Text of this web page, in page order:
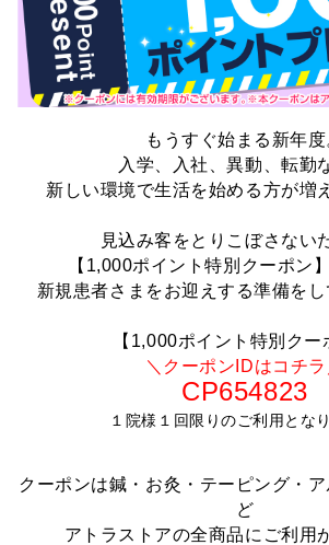
もうすぐ始まる新年度
入学、入社、異動、転勤
新しい環境で生活を始める方が増
見込み客をとりこぼさない
【1,000ポイント特別クーポン
新規患者さまをお迎えする準備をし
【1,000ポイント特別クー
＼クーポンIDはコチラ
CP654823
１院様１回限りのご利用とな
クーポンは鍼・お灸・テーピング・
ど
アトラストアの全商品にご利用